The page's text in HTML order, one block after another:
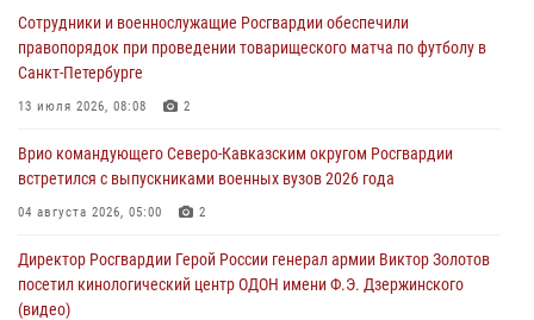
взрывобезопасности
07 августа 2026, 11:33
Рэпер ST посетил раненых росгвардейцев в Главном военном
07 августа 2026, 11:18 2
Патриотическая акция «Каникулы с Росгвардией» прошла в
07 августа 2026, 11:00
Сотрудники и военнослужащие Росгвардии обеспечили
правопорядок при проведении товарищеского матча по футболу в
Санкт-Петербурге
13 июля 2026, 08:08 2
Врио командующего Северо-Кавказским округом Росгвардии
встретился с выпускниками военных вузов 2026 года
04 августа 2026, 05:00 2
Директор Росгвардии Герой России генерал армии Виктор Золотов
посетил кинологический центр ОДОН имени Ф.Э. Дзержинского
(видео)